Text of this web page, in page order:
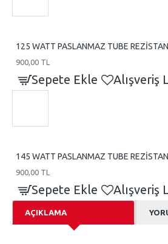
125 WATT PASLANMAZ TUBE
900,00 TL
Sepete Ekle Alışveriş
145 WATT PASLANMAZ TUBE
900,00 TL
Sepete Ekle Alışveriş
AÇIKLAMA